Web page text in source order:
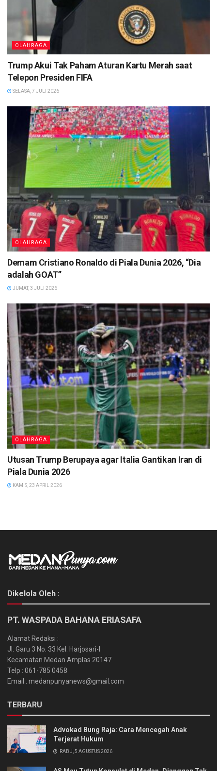
OLAHRAGA
Trump Akui Tak Paham Aturan Kartu Merah saat
Telepon Presiden FIFA
SELASA, 7 JULI 2026
OLAHRAGA
Demam Cristiano Ronaldo di Piala Dunia 2026, “Dia
adalah GOAT”
JUMAT, 3 JULI 2026
OLAHRAGA
Utusan Trump Berupaya agar Italia Gantikan Iran di
Piala Dunia 2026
KAMIS, 23 APRIL 2026
Dikelola Oleh :
PT. WASPADA BAHANA ERIASAFA
Alamat Redaksi :
Jl. Garu 3 No. 33 Kel. Harjosari-I
Kecamatan Medan Amplas 20147
Telp : 061-785 0458
Email : medanpunyanews@gmail.com
TERBARU
Advokad Bung Raja: Cara Mencegah Anak
Terjerat Hukum
RABU, 5 AGUSTUS 2026